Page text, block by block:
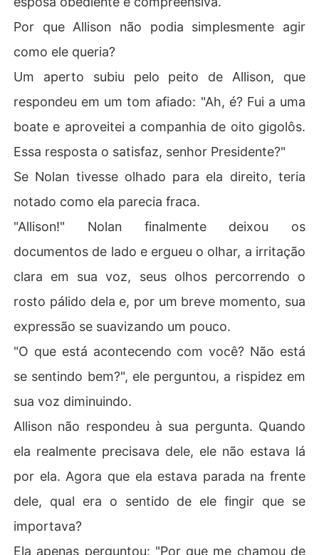
Por que Allison não podia simplesmente agir
como ele queria?
Um aperto subiu pelo peito de Allison, que
respondeu em um tom afiado: "Ah, é? Fui a uma
boate e aproveitei a companhia de oito gigolôs.
Essa resposta o satisfaz, senhor Presidente?"
Se Nolan tivesse olhado para ela direito, teria
notado como ela parecia fraca.
"Allison!" Nolan finalmente deixou os
documentos de lado e ergueu o olhar, a irritação
clara em sua voz, seus olhos percorrendo o
rosto pálido dela e, por um breve momento, sua
expressão se suavizando um pouco.
"O que está acontecendo com você? Não está
se sentindo bem?", ele perguntou, a rispidez em
sua voz diminuindo.
Allison não respondeu à sua pergunta. Quando
ela realmente precisava dele, ele não estava lá
por ela. Agora que ela estava parada na frente
dele, qual era o sentido de ele fingir que se
importava?
Ela apenas perguntou: "Por que me chamou de